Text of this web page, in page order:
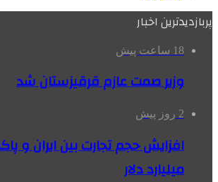
پربازدیدترین اخبار
18 ساعت پیش
وزیر صمت عازم قرقیزستان شد
2 روز پیش
میلیارد دلار